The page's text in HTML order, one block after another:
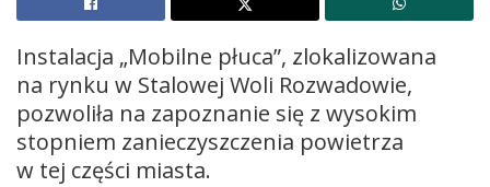
Instalacja „Mobilne płuca”, zlokalizowana
na rynku w Stalowej Woli Rozwadowie,
pozwoliła na zapoznanie się z wysokim
stopniem zanieczyszczenia powietrza
w tej części miasta.